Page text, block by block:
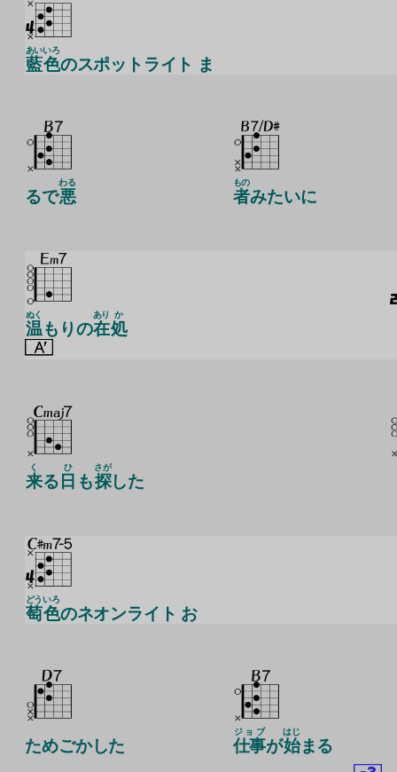
藍
あい
色
いろ
のスポットライト ま
るで悪
わる
者
もの
みたいに
温
ぬく
もりの在
あり
処
か
来
く
る 日
ひ
も探
さが
した
萄
どう
色
いろ
のネオンライト お
ためごかした 仕事
ジョブ
が始
はじ
まる